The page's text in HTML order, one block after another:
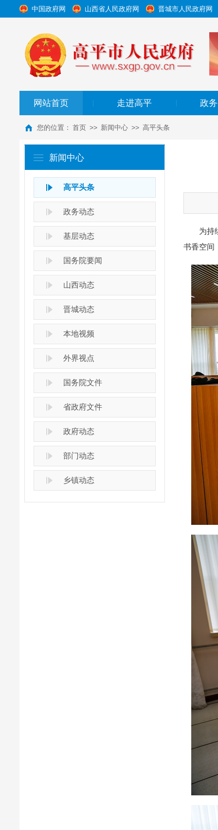
中国政府网 山西省人民政府网 晋城市人民政府网
网站首页 走进高平 政
您的位置： 首页 >> 新闻中心 >> 高平头条
新闻中心
高平头条
政务动态
基层动态
国务院要闻
山西动态
晋城动态
本地视频
外界视点
国务院文件
省政府文件
政府动态
部门动态
乡镇动态
为持续
书香空间